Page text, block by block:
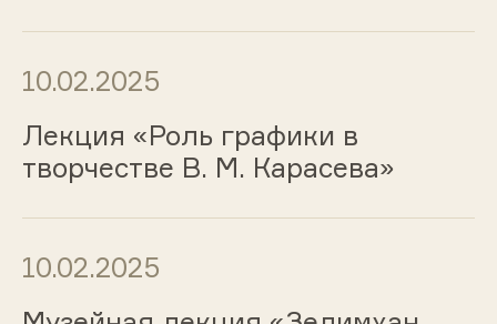
10.02.2025
Лекция «Роль графики в
творчестве В. М. Карасева»
10.02.2025